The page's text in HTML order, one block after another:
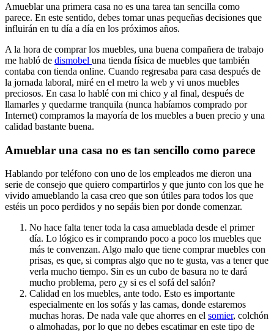
Amueblar una primera casa no es una tarea tan sencilla como
parece. En este sentido, debes tomar unas pequeñas decisiones que
influirán en tu día a día en los próximos años.
A la hora de comprar los muebles, una buena compañera de trabajo
me habló de dismobel una tienda física de muebles que también
contaba con tienda online. Cuando regresaba para casa después de
la jornada laboral, miré en el metro la web y vi unos muebles
preciosos. En casa lo hablé con mi chico y al final, después de
llamarles y quedarme tranquila (nunca habíamos comprado por
Internet) compramos la mayoría de los muebles a buen precio y una
calidad bastante buena.
Amueblar una casa no es tan sencillo como parece
Hablando por teléfono con uno de los empleados me dieron una
serie de consejo que quiero compartirlos y que junto con los que he
vivido amueblando la casa creo que son útiles para todos los que
estéis un poco perdidos y no sepáis bien por donde comenzar.
No hace falta tener toda la casa amueblada desde el primer
día. Lo lógico es ir comprando poco a poco los muebles que
más te convenzan. Algo malo que tiene comprar muebles con
prisas, es que, si compras algo que no te gusta, vas a tener que
verla mucho tiempo. Sin es un cubo de basura no te dará
mucho problema, pero ¿y si es el sofá del salón?
Calidad en los muebles, ante todo. Esto es importante
especialmente en los sofás y las camas, donde estaremos
muchas horas. De nada vale que ahorres en el somier, colchón
o almohadas, por lo que no debes escatimar en este tipo de